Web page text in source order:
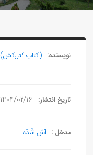
نویسنده: (کتاب کتل‌کش)
تاریخ انتشار: 1404/02/16
مدخل : آش شَدّه